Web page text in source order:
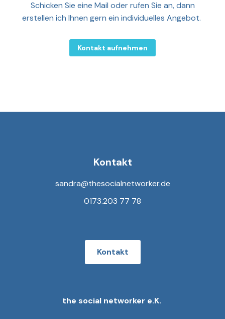
Schicken Sie eine Mail oder rufen Sie an, dann
erstellen ich Ihnen gern ein individuelles Angebot.
Kontakt aufnehmen
Kontakt
sandra@thesocialnetworker.de
0173.203 77 78
Kontakt
the social networker e.K.